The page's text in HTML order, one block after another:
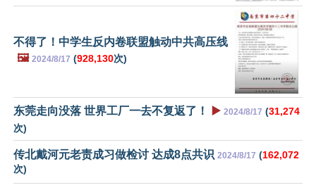
不得了！中学生反内卷联盟触动中共高压线
🖼️ 2024/8/17 (928,130次)
东莞走向没落 世界工厂一去不复返了！ ▶️ 2024/8/17 (31,274
次)
传北戴河元老责成习做检讨 达成8点共识 2024/8/17 (162,072
次)